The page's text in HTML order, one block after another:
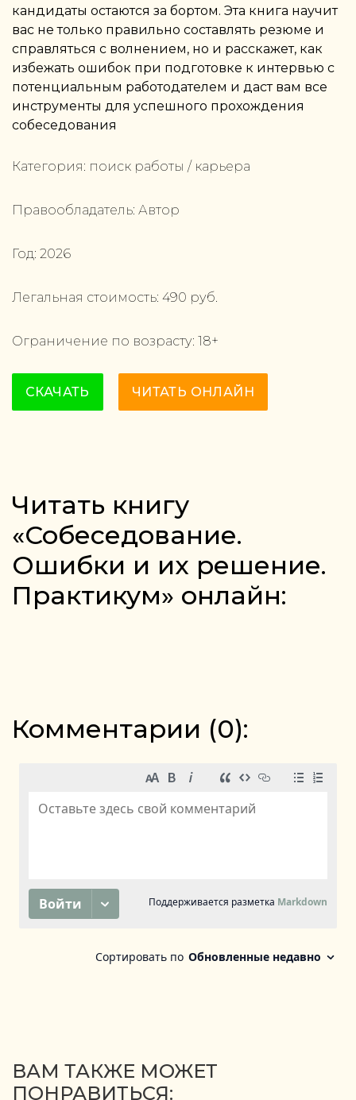
кандидаты остаются за бортом. Эта книга научит
вас не только правильно составлять резюме и
справляться с волнением, но и расскажет, как
избежать ошибок при подготовке к интервью с
потенциальным работодателем и даст вам все
инструменты для успешного прохождения
собеседования
Категория: поиск работы / карьера
Правообладатель: Автор
Год: 2026
Легальная стоимость: 490 руб.
Ограничение по возрасту: 18+
СКАЧАТЬ ЧИТАТЬ ОНЛАЙН
Читать книгу
«Собеседование.
Ошибки и их решение.
Практикум» онлайн:
Комментарии (0):
ВАМ ТАКЖЕ МОЖЕТ
ПОНРАВИТЬСЯ: